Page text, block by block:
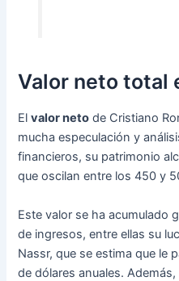
Valor neto total
Elvalor neto de Cristiano
mucha especulación y
financieros, su patrimonio
que oscilan entre los 450 y
Este valor se ha acumulado
de ingresos, entre ellas su
Nassr, que se estima que le
de dólares anuales.